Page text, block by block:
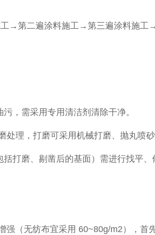
→第二遍涂料施工→第三遍涂料施
，需采用专用清洁剂清除干净。
理，打磨可采用机械打磨、抛丸喷砂
打磨、剔凿后的基面）需进行找平、
强（无纺布宜采用 60~80g/m2），